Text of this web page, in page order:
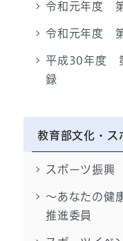
令和元年度
令和元年度
平成30年度
録
教育部文化・ス
スポーツ振興
～あなたの健
推進委員